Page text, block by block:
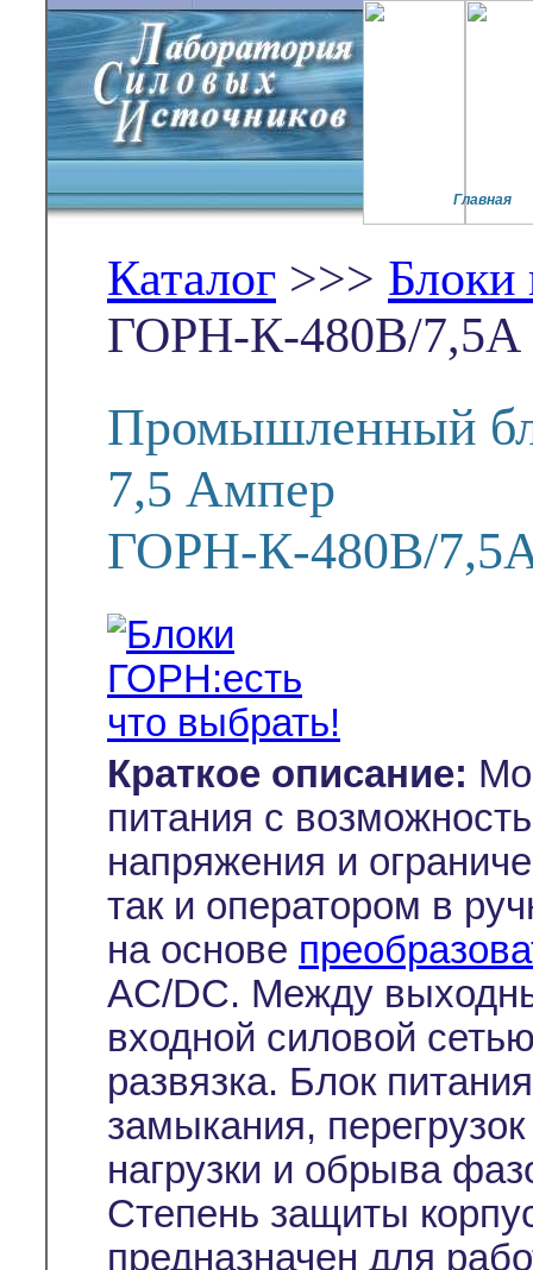
Главная
Каталог >>>
ГОРН-К-480В/7,5А
Промышленный
7,5 Ампер
ГОРН-К-480В/
Краткое описание:
питания с
напряжения и
так и оператором в
на основе
AC/DC. Между
входной силовой
развязка. Блок
замыкания,
нагрузки и обрыва
Степень защиты
предназначен для